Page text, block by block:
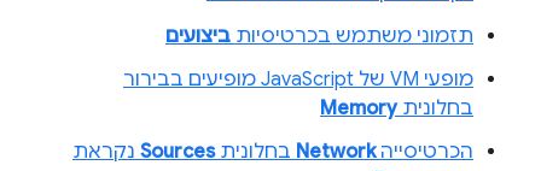
תזמוני משתמש בכרטיסיות ביצועים
מופעי VM של JavaScript מופיעים בבירור
בחלוניתMemory
הכרטיסייהNetwork בחלוניתSources נקראת